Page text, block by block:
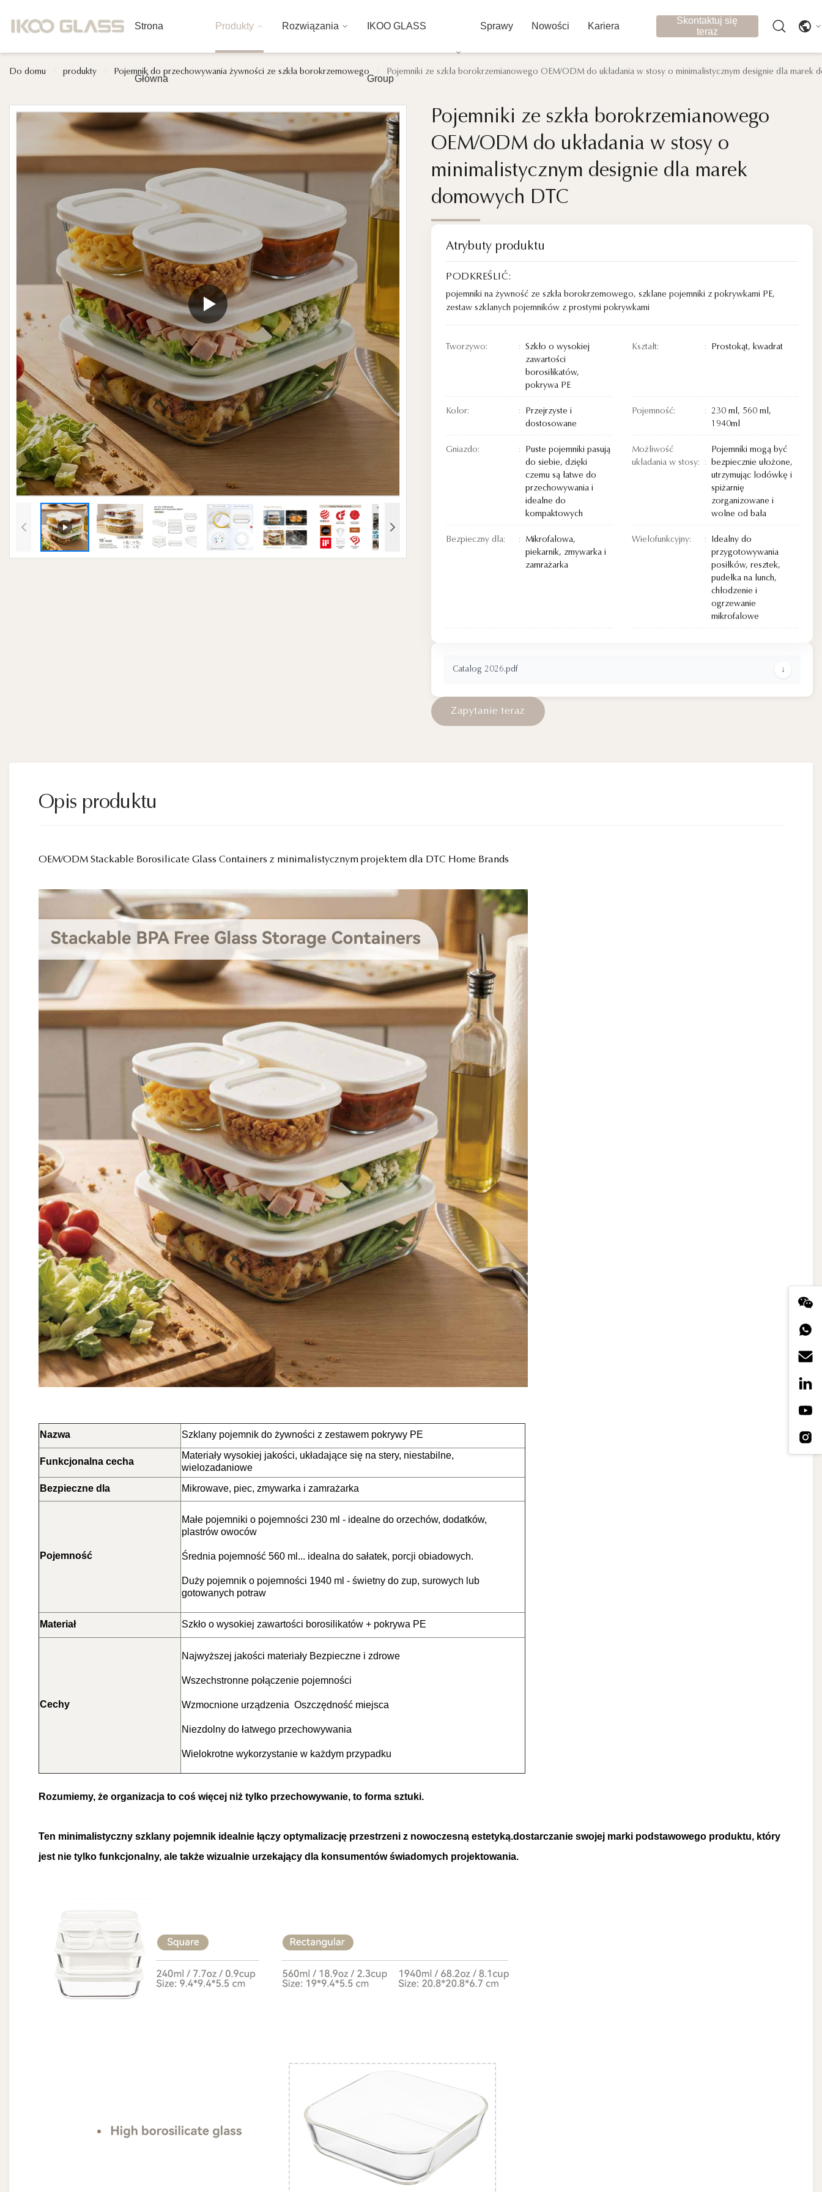
Strona
Główna
Produkty Rozwiązania IKOO GLASS
Group
Sprawy Nowości Kariera
Skontaktuj się
teraz
Do domu produkty Pojemnik do przechowywania żywności ze szkła borokrzemowego Pojemniki ze szkła borokrzemianowego OEM/ODM do układania w stosy o minimalistycznym designie dla marek
Pojemniki ze szkła borokrzemianowego
OEM/ODM do układania w stosy o
minimalistycznym designie dla marek
domowych DTC
Pojemniki ze szkła borokrzemianowego
OEM/ODM do układania w stosy o
minimalistycznym designie dla marek
domowych DTC
Atrybuty produktu
PODKREŚLIĆ:
pojemniki na żywność ze szkła borokrzemowego, szklane pojemniki z pokrywkami PE,
zestaw szklanych pojemników z prostymi pokrywkami
Tworzywo:
Szkło o wysokiej
zawartości
borosilikatów,
pokrywa PE
Kształt: Prostokąt, kwadrat
Kolor:
Przejrzyste i
dostosowane
Pojemność:
230 ml, 560 ml,
1940ml
Gniazdo:
Puste pojemniki pasują
do siebie, dzięki
czemu są łatwe do
przechowywania i
idealne do
kompaktowych
Możliwość
układania w stosy:
Pojemniki mogą być
bezpiecznie ułożone,
utrzymując lodówkę i
spiżarnię
zorganizowane i
wolne od bała
Bezpieczny dla:
Mikrofalowa,
piekarnik, zmywarka i
zamrażarka
Wielofunkcyjny:
Idealny do
przygotowywania
posiłków, resztek,
pudełka na lunch,
chłodzenie i
ogrzewanie
mikrofalowe
Catalog 2026.pdf ↓
Zapytanie teraz
Opis produktu
OEM/ODM Stackable Borosilicate Glass Containers z minimalistycznym projektem dla DTC Home Brands
Nazwa Szklany pojemnik do żywności z zestawem pokrywy PE
Funkcjonalna cecha
Materiały wysokiej jakości, układające się na stery, niestabilne,
wielozadaniowe
Bezpieczne dla
Mikrowave, piec, zmywarka i zamrażarka
Pojemność
Małe pojemniki o pojemności 230 ml - idealne do orzechów, dodatków,
plastrów owoców
Średnia pojemność 560 ml... idealna do sałatek, porcji obiadowych.
Duży pojemnik o pojemności 1940 ml - świetny do zup, surowych lub
gotowanych potraw
Materiał Szkło o wysokiej zawartości borosilikatów + pokrywa PE
Cechy
Najwyższej jakości materiały Bezpieczne i zdrowe
Wszechstronne połączenie pojemności
Wzmocnione urządzenia ️ Oszczędność miejsca
Niezdolny do łatwego przechowywania
Wielokrotne wykorzystanie w każdym przypadku
Rozumiemy, że organizacja to coś więcej niż tylko przechowywanie, to forma sztuki.
Ten minimalistyczny szklany pojemnik idealnie łączy optymalizację przestrzeni z nowoczesną estetyką.dostarczanie swojej marki podstawowego produktu, który
jest nie tylko funkcjonalny, ale także wizualnie urzekający dla konsumentów świadomych projektowania.